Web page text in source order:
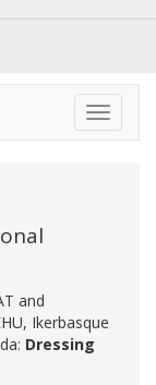
Toggle
and
Ikerbasque
Dressing